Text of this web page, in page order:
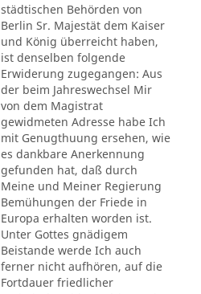
städtischen Behörden von
Berlin Sr. Majestät dem Kaiser
und König überreicht haben,
ist denselben folgende
Erwiderung zugegangen: Aus
der beim Jahreswechsel Mir
von dem Magistrat
gewidmeten Adresse habe Ich
mit Genugthuung ersehen, wie
es dankbare Anerkennung
gefunden hat, daß durch
Meine und Meiner Regierung
Bemühungen der Friede in
Europa erhalten worden ist.
Unter Gottes gnädigem
Beistande werde Ich auch
ferner nicht aufhören, auf die
Fortdauer friedlicher